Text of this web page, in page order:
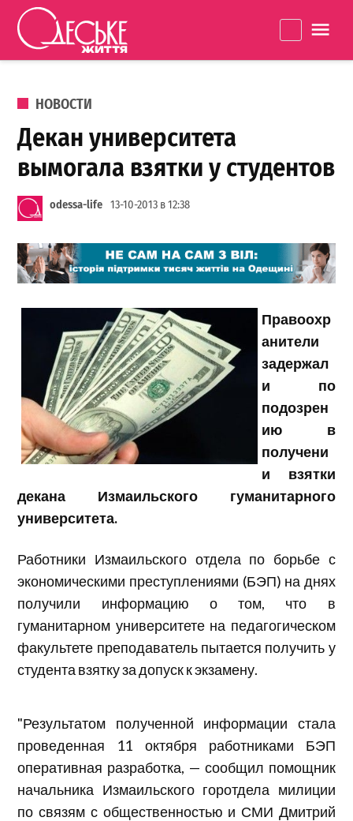
Перейти к содержанию
життя
ОПУБЛИКОВАНО В
НОВОСТИ
Декан университета
вымогала взятки у студентов
odessa-life 13-10-2013 в 12:38
Правоохр
анители
задержал
и по
подозрен
ию в
получени
и взятки
декана Измаильского гуманитарного
университета.
Работники Измаильского отдела по борьбе с
экономическими преступлениями (БЭП) на днях
получили информацию о том, что в
гуманитарном университете на педагогическом
факультете преподаватель пытается получить у
студента взятку за допуск к экзамену.
"Результатом полученной информации стала
проведенная 11 октября работниками БЭП
оперативная разработка, — сообщил помощник
начальника Измаильского горотдела милиции
по связям с общественностью и СМИ Дмитрий